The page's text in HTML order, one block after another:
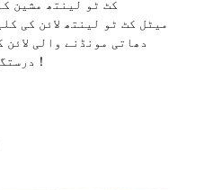
1. کٹ ٹو لینتھ مشین
2. میٹل کٹ ٹو لینتھ لائن کی
درستگی کو کیسے کنٹرول کیا جائے！